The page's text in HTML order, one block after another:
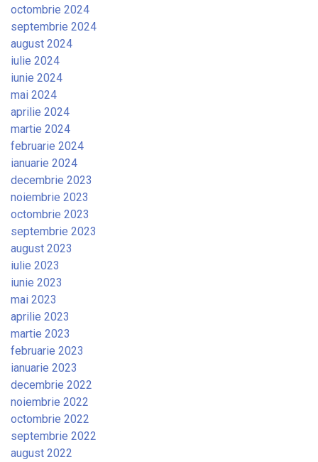
octombrie 2024
septembrie 2024
august 2024
iulie 2024
iunie 2024
mai 2024
aprilie 2024
martie 2024
februarie 2024
ianuarie 2024
decembrie 2023
noiembrie 2023
octombrie 2023
septembrie 2023
august 2023
iulie 2023
iunie 2023
mai 2023
aprilie 2023
martie 2023
februarie 2023
ianuarie 2023
decembrie 2022
noiembrie 2022
octombrie 2022
septembrie 2022
august 2022